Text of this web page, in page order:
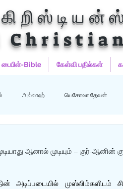
பைபிள்-Bible கேள்வி பதில்கள்
அல்லாஹ் யெகோவா தேவன்
ஆனால் முடியும் – குர்-ஆனின்
அடிப்படையில் முஸ்லிம்களிடம்